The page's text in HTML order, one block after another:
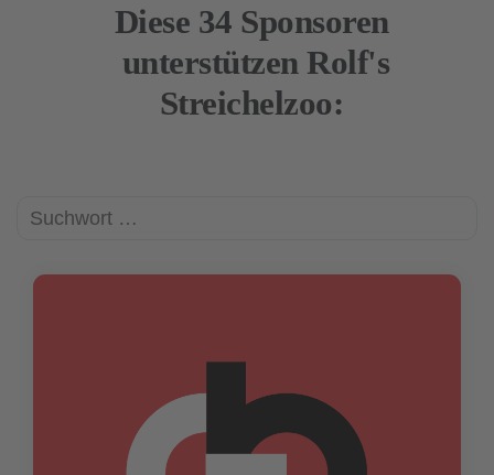
Diese 34 Sponsoren
unterstützen Rolf's
Streichelzoo: